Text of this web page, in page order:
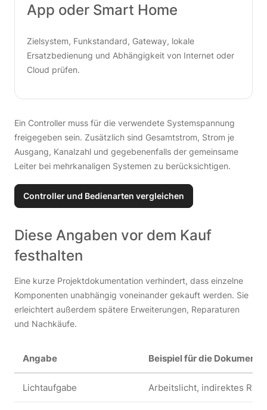
App oder Smart Home
Zielsystem, Funkstandard, Gateway, lokale
Ersatzbedienung und Abhängigkeit von Internet oder
Cloud prüfen.
Ein Controller muss für die verwendete Systemspannung
freigegeben sein. Zusätzlich sind Gesamtstrom, Strom je
Ausgang, Kanalzahl und gegebenenfalls der gemeinsame
Leiter bei mehrkanaligen Systemen zu berücksichtigen.
Controller und Bedienarten vergleichen
Diese Angaben vor dem Kauf
festhalten
Eine kurze Projektdokumentation verhindert, dass einzelne
Komponenten unabhängig voneinander gekauft werden. Sie
erleichtert außerdem spätere Erweiterungen, Reparaturen
und Nachkäufe.
Angabe Beispiel für die
Lichtaufgabe Arbeitslicht, indirektes